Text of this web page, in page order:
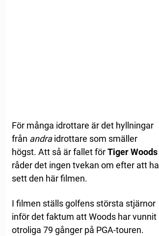
För många idrottare är det hyllningar
från andraidrottare som smäller
högst. Att så är fallet förTiger Woods
råder det ingen tvekan om efter att ha
sett den här filmen.
I filmen ställs golfens största stjärnor
inför det faktum att Woods har vunnit
otroliga 79 gånger på PGA-touren.